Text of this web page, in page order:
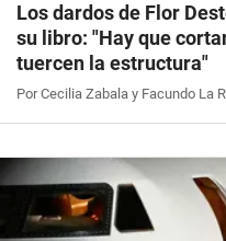
Los dardos de Flor
su libro: "Hay que
tuercen la estructura"
Por Cecilia Zabala y Facundo La